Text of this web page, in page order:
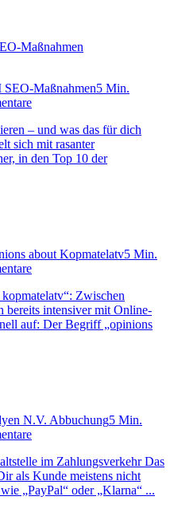
Maßnahmen
5 Min.
– und was das für dich
sich mit rasanter
in den Top 10 der
5 Min.
Zwischen
bereits intensiver mit Online-
auf: Der Begriff „opinions
5 Min.
im Zahlungsverkehr Das
als Kunde meistens nicht
„PayPal“ oder „Klarna“ ...